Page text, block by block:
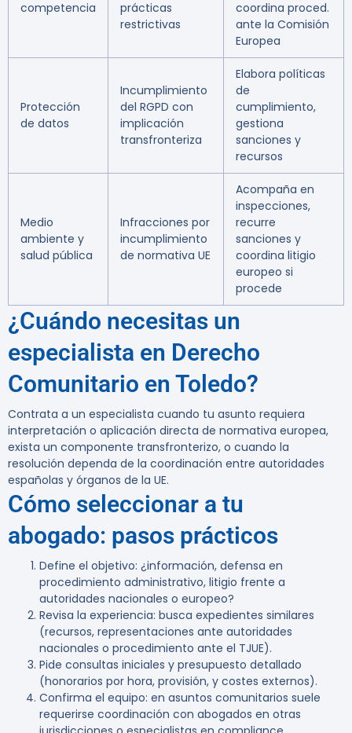
competencia
prácticas
restrictivas
coordina proced.
ante la Comisión
Europea
Protección
de datos
Incumplimiento
del RGPD con
implicación
transfronteriza
Elabora políticas
de
cumplimiento,
gestiona
sanciones y
recursos
Medio
ambiente y
salud pública
Infracciones por
incumplimiento
de normativa UE
Acompaña en
inspecciones,
recurre
sanciones y
coordina litigio
europeo si
procede
¿Cuándo necesitas un
especialista en Derecho
Comunitario en Toledo?
Contrata a un especialista cuando tu asunto requiera
interpretación o aplicación directa de normativa europea,
exista un componente transfronterizo, o cuando la
resolución dependa de la coordinación entre autoridades
españolas y órganos de la UE.
Cómo seleccionar a tu
abogado: pasos prácticos
Define el objetivo: ¿información, defensa en
procedimiento administrativo, litigio frente a
autoridades nacionales o europeo?
Revisa la experiencia: busca expedientes similares
(recursos, representaciones ante autoridades
nacionales o procedimiento ante el TJUE).
Pide consultas iniciales y presupuesto detallado
(honorarios por hora, provisión, y costes externos).
Confirma el equipo: en asuntos comunitarios suele
requerirse coordinación con abogados en otras